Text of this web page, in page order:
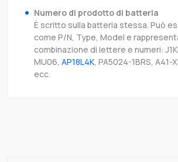
Numero di prodotto di batteria
È scritto sulla batteria stessa. Può
come P/N, Type, Model e
combinazione di lettere e numeri:
MU06, AP18L4K, PA5024-1BRS, A41-
ecc.